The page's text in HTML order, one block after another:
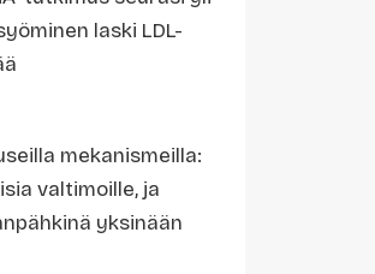
laski LDL-
mekanismeilla:
valtimoille, ja
yksinään